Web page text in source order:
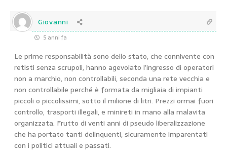
Giovanni
5 anni fa
Le prime responsabilità sono dello stato, che connivente con
retisti senza scrupoli, hanno agevolato l’ingresso di operatori
non a marchio, non controllabili, seconda una rete vecchia e
non controllabile perché è formata da migliaia di impianti
piccoli o piccolissimi, sotto il milione di litri. Prezzi ormai fuori
controllo, trasporti illegali, e minireti in mano alla malavita
organizzata. Frutto di venti anni di pseudo liberalizzazione
che ha portato tanti delinquenti, sicuramente imparentati
con i politici attuali e passati.